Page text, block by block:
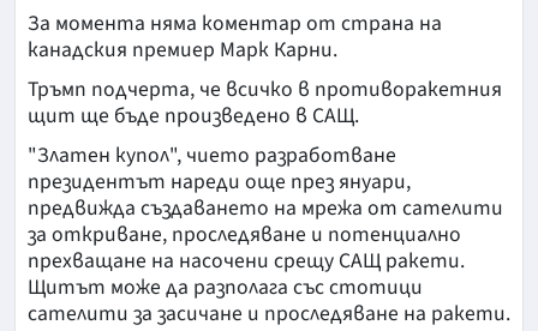
За момента няма коментар от страна на
канадския премиер Марк Карни.
Тръмп подчерта, че всичко в противоракетния
щит ще бъде произведено в САЩ.
"Златен купол", чието разработване
президентът нареди още през януари,
предвижда създаването на мрежа от сателити
за откриване, проследяване и потенциално
прехващане на насочени срещу САЩ ракети.
Щитът може да разполага със стотици
сателити за засичане и проследяване на ракети.